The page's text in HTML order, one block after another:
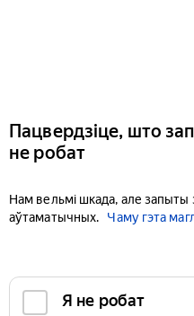
Пацвердзіце, што
не робат
Нам вельмі шкада, але
аўтаматычных.
Чаму гэта
Я не робат